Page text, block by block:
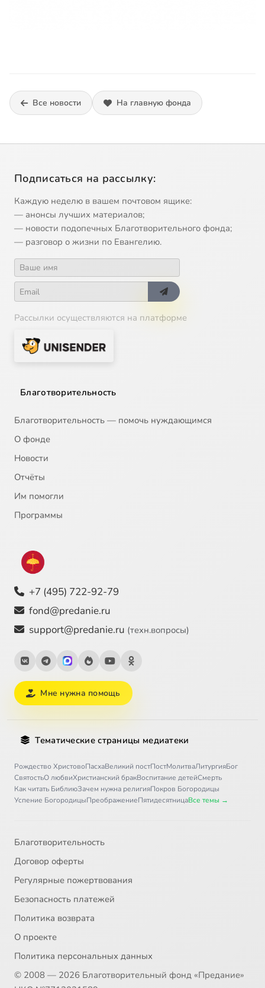
Все новости На главную фонда
Подписаться на рассылку:
Каждую неделю в вашем почтовом ящике:
— анонсы лучших материалов;
— новости подопечных Благотворительного фонда;
— разговор о жизни по Евангелию.
Рассылки осуществляются на платформе
Благотворительность
Благотворительность — помочь нуждающимся
О фонде
Новости
Отчёты
Им помогли
Программы
+7 (495) 722-92-79
fond@predanie.ru
support@predanie.ru (техн.вопросы)
Мне нужна помощь
Тематические страницы медиатеки
Рождество ХристовоПасхаВеликий постПостМолитваЛитургияБог
СвятостьО любвиХристианский бракВоспитание детейСмерть
Как читать БиблиюЗачем нужна религияПокров Богородицы
Успение БогородицыПреображениеПятидесятницаВсе темы →
Благотворительность
Договор оферты
Регулярные пожертвования
Безопасность платежей
Политика возврата
О проекте
Политика персональных данных
© 2008 — 2026 Благотворительный фонд «Предание»